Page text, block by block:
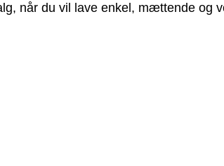
når du vil lave enkel, mættende og